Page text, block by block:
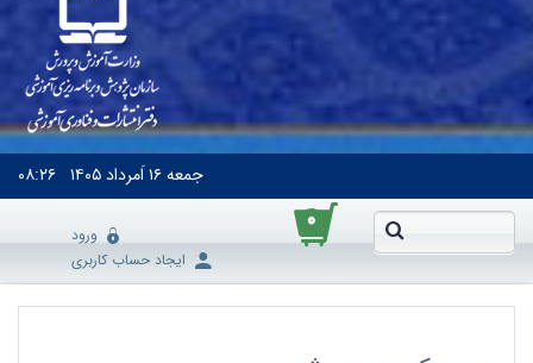
جمعه۱۶ اَمرداد ۱۴۰۵ ۰۸:۲۶
۰
ورود
ایجاد حساب کاربری